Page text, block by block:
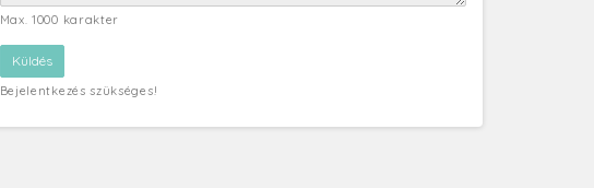
Max. 1000 karakter
Bejelentkezés szükséges!